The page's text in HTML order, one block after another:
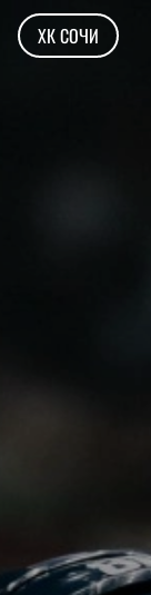
ХК СОЧИ